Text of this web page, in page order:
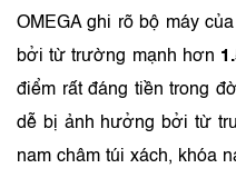
OMEGA ghi rõ bộ máy
bởi từ trường mạnh hơn
điểm rất đáng tiền trong
dễ bị ảnh hưởng bởi từ
nam châm túi xách, khóa